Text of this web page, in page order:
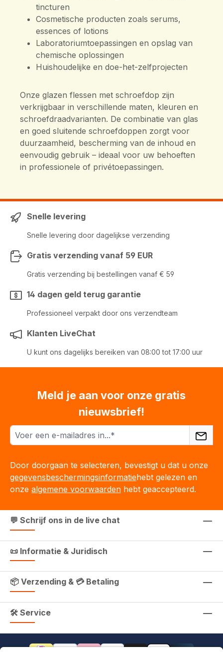
tincturen
Cosmetische producten zoals serums,
essences of lotions
Laboratoriumtoepassingen en opslag van
chemische oplossingen
Huishoudelijke en doe-het-zelfprojecten
Onze glazen flessen met schroefdop zijn
verkrijgbaar in verschillende maten, kleuren en
schroefdraadvarianten. De combinatie van glas
en goed sluitende schroefdoppen zorgt voor
duurzaamheid, bescherming van de inhoud en
eenvoudig gebruik – ideaal voor uw behoeften
in professionele of privétoepassingen.
Snelle levering
Snelle levering door dagelijkse verzending
Gratis verzending vanaf 59 EUR
Gratis verzending bij bestellingen vanaf € 59
14 dagen geld terug garantie
Professioneel verpakt door ons verzendteam
Klanten LiveChat
U kunt ons dagelijks bereiken van 08:00 tot 17:00 uur
Meld je aan voor onze gratis
nieuwsbrief!
Door doorgaan te selecteren, bevestigt u dat u onze
gegevensbeschermingsinformatiehebt gelezen en
onze algemene voorwaarden hebt geaccepteerd.
💬 Schrijf ons in de live chat
📜 Informatie & Juridisch
📦 Verzending & 💳 Betaling
🛠 Service